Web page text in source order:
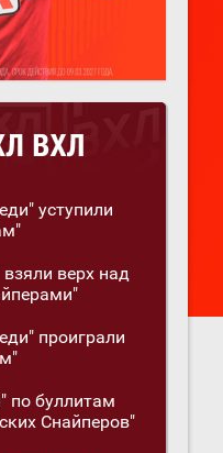
уступили
верх над
проиграли
по буллитам
Снайперов"